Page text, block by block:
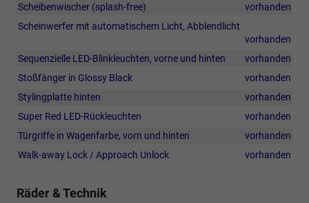
Scheibenwischer (splash-free)
vorhanden
Scheinwerfer mit automatischem Licht, Abblendlicht
vorhanden
Sequenzielle LED-Blinkleuchten, vorne und hinten
vorhanden
Stoßfänger in Glossy Black
vorhanden
Stylingplatte hinten
vorhanden
Super Red LED-Rückleuchten
vorhanden
Türgriffe in Wagenfarbe, vorn und hinten
vorhanden
Walk-away Lock / Approach Unlock
vorhanden
Räder & Technik